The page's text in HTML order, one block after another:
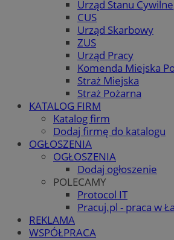
Urząd Stanu
CUS
Urząd Skarbowy
ZUS
Urząd Pracy
Komenda Miejska
Straż Miejska
Straż Pożarna
KATALOG FIRM
Katalog firm
Dodaj firmę do katalogu
OGŁOSZENIA
OGŁOSZENIA
Dodaj ogłoszenie
POLECAMY
Protocol IT
Pracuj.pl - praca w
REKLAMA
WSPÓŁPRACA